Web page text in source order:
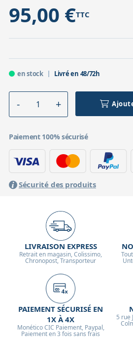
95,00 €TTC
en stock Livré en 48/72h
Paiement 100% sécurisé
Sécurité des produits
LIVRAISON EXPRESS
Retrait en magasin, Colissimo,
Chronopost, Transporteur
PAIEMENT SÉCURISÉ EN
1X À 4X
Monético CIC Paiement, Paypal,
Paiement en 3 fois sans frais
5 rue